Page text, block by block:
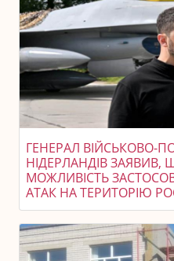
ГЕНЕРАЛ ВІЙСЬКОВО-
НІДЕРЛАНДІВ ЗАЯВИВ,
МОЖЛИВІСТЬ
АТАК НА ТЕРИТОРІЮ